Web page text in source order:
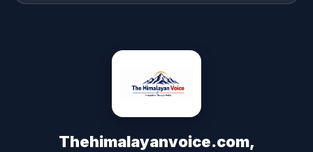
Thehimalayanvoice.com,